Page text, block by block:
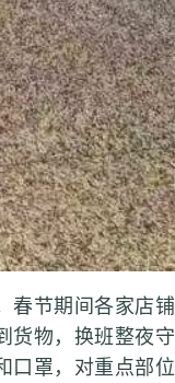
节期间各家店铺
货物，换班整夜守
口罩，对重点部位